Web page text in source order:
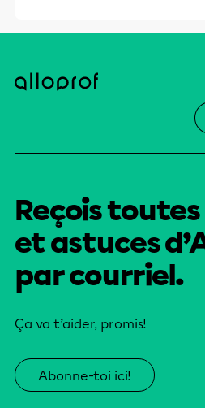
Reçois
et astuces
par courriel.
Ça va t’aider, promis!
Abonne-toi ici!